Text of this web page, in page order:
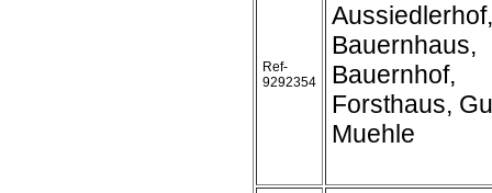
Ref-
9292354
Aussiedlerhof,
Bauernhaus,
Bauernhof,
Forsthaus,
Muehle